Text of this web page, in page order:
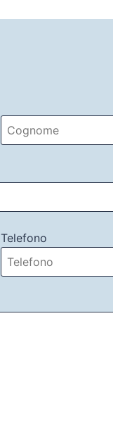
Telefono